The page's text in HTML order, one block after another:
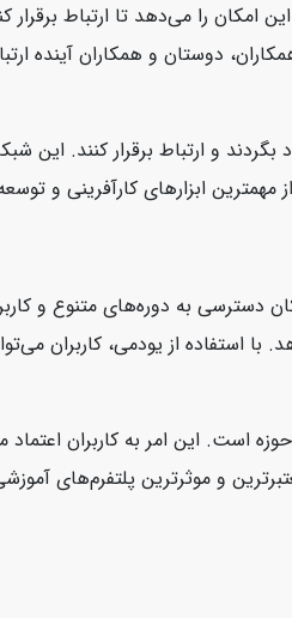
امکان را می‌دهد تا ارتباط
دوستان و همکاران آینده
بگردند و ارتباط برقرار کنند.
ابزارهای کارآفرینی و توسعه
دسترسی به دوره‌های متنوع و
با استفاده از یودمی، کاربران
است. این امر به کاربران
و موثرترین پلتفرم‌های